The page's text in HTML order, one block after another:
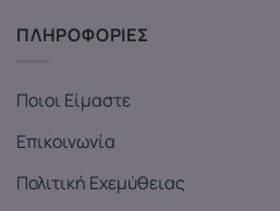
ΠΛΗΡΟΦΟΡΙΕΣ
Ποιοι Είμαστε
Επικοινωνία
Πολιτική Εχεμύθειας